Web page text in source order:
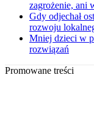
zagrożenie, ani
Gdy odjechał
rozwoju
Mniej dzieci w
rozwiązań
Promowane treści